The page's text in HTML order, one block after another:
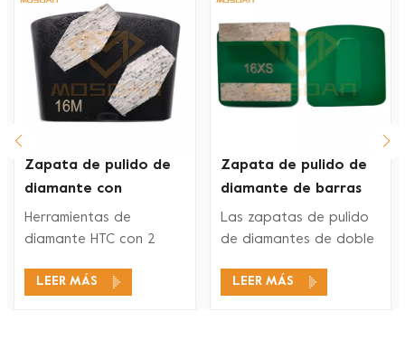
Zapata de pulido de
diamante con
segmento de
hexágonos dobles Ez
Herramientas de
diamante HTC con 2
diamantes son
LEER MÁS
Zapata de pulido de
diamante de barras
dobles Husqvarna Redi
Lock para piso de
Las zapatas de pulido
de diamantes de doble
Redi Lock son
LEER MÁS